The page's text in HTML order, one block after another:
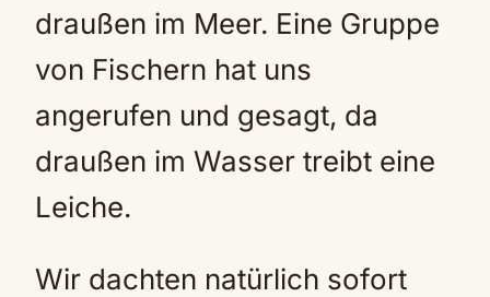
draußen im Meer. Eine Gruppe
von Fischern hat uns
angerufen und gesagt, da
draußen im Wasser treibt eine
Leiche.
Wir dachten natürlich sofort